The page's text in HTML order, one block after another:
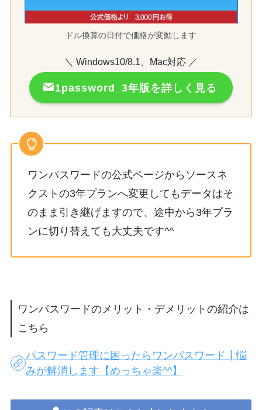
ドル換算の日付で価格が変動します
＼ Windows10/8.1、Mac対応 ／
1password_3年版を詳しく見る
ワンパスワードの公式ページからソースネ
クストの3年プランへ変更してもデータはそ
のまま引き継げますので、途中から3年プラ
ンに切り替えても大丈夫です^^
ワンパスワードのメリット・デメリットの紹介は
こちら
パスワード管理に困ったらワンパスワード┃悩
みが解消します【めっちゃ楽^^】